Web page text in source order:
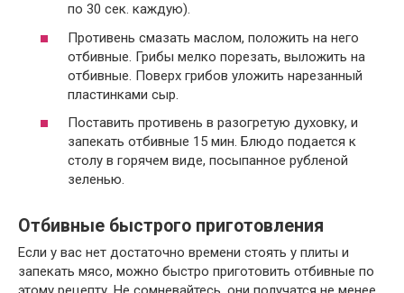
по 30 сек. каждую).
Противень смазать маслом, положить на него
отбивные. Грибы мелко порезать, выложить на
отбивные. Поверх грибов уложить нарезанный
пластинками сыр.
Поставить противень в разогретую духовку, и
запекать отбивные 15 мин. Блюдо подается к
столу в горячем виде, посыпанное рубленой
зеленью.
Отбивные быстрого приготовления
Если у вас нет достаточно времени стоять у плиты и
запекать мясо, можно быстро приготовить отбивные по